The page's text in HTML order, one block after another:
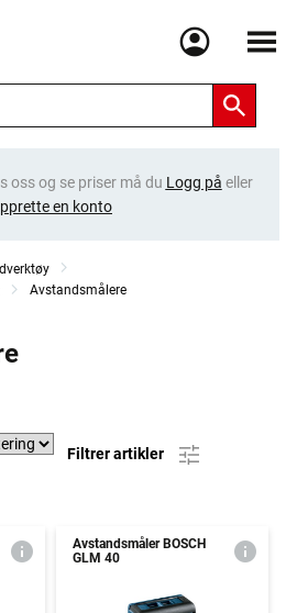
Meny
oss og se priser må du Logg på eller
en konto
Avstandsmålere
Filtrer artikler
Avstandsmåler BOSCH
GLM 40